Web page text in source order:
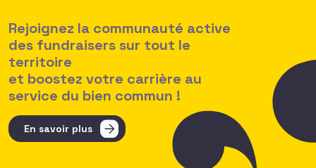
Rejoignez la communauté active
des fundraisers sur tout le
territoire
et boostez votre carrière au
service du bien commun !
En savoir plus